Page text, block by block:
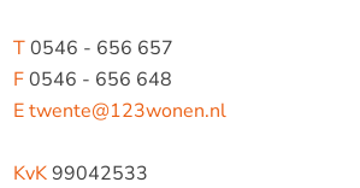
T0546 - 656 657
F0546 - 656 648
Etwente@123wonen.nl
KvK99042533